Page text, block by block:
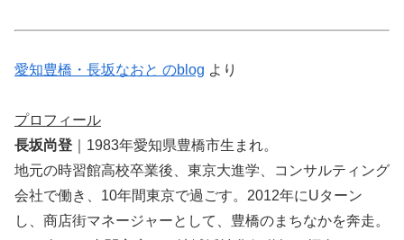
愛知豊橋・長坂なおと のblog より
プロフィール
長坂尚登 ｜1983年愛知県豊橋市生まれ。
地元の時習館高校卒業後、東京大進学、コンサルティング
会社で働き、10年間東京で過ごす。2012年にUターン
し、商店街マネージャーとして、豊橋のまちなかを奔走。